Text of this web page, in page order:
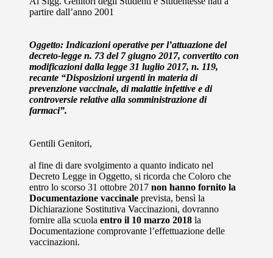
partire dall’anno 2001
Oggetto: Indicazioni operative per l’attuazione del
decreto-legge n. 73 del 7 giugno 2017, convertito con
modificazioni dalla legge 31 luglio 2017, n. 119,
recante “Disposizioni urgenti in materia di
prevenzione vaccinale, di malattie infettive e di
controversie relative alla somministrazione di
farmaci”.
Gentili Genitori,
al fine di dare svolgimento a quanto indicato nel
Decreto Legge in Oggetto, si ricorda che Coloro che
entro lo scorso 31 ottobre 2017 non hanno fornito la
Documentazione vaccinale prevista, bensì la
Dichiarazione Sostitutiva Vaccinazioni, dovranno
fornire alla scuola entro il 10 marzo 2018 la
Documentazione comprovante l’effettuazione delle
vaccinazioni.